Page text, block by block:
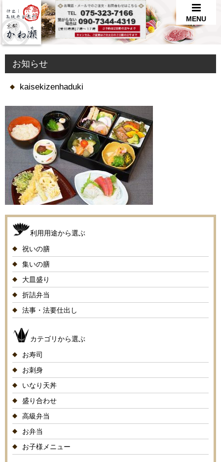
MENU
利用用途から選ぶ
祝いの膳
集いの膳
大皿盛り
折詰弁当
法事・法要仕出し
カテゴリから選ぶ
お寿司
お刺身
いなり天丼
盛り合わせ
高級弁当
お弁当
お子様メニュー
お知らせ
kaisekizenhaduki